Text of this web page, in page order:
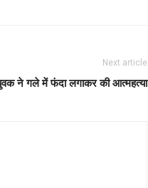
Next article
ने गले में फंदा लगाकर की आत्महत्या